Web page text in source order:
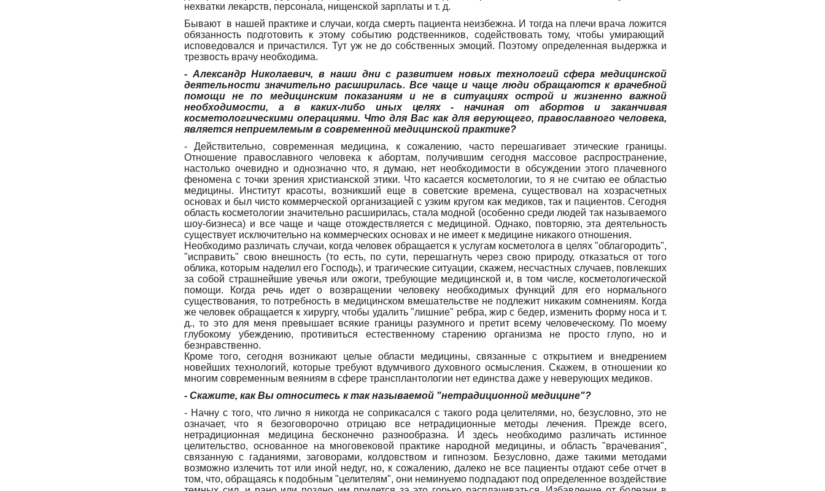
нехватки лекарств, персонала, нищенской зарплаты и т. д.
Бывают в нашей практике и случаи, когда смерть пациента неизбежна. И тогда на плечи врача ложится
обязанность подготовить к этому событию родственников, содействовать тому, чтобы умирающий
исповедовался и причастился. Тут уж не до собственных эмоций. Поэтому определенная выдержка и
трезвость врачу необходима.
- Александр Николаевич, в наши дни с развитием новых технологий сфера медицинской
деятельности значительно расширилась. Все чаще и чаще люди обращаются к врачебной
помощи не по медицинским показаниям и не в ситуациях острой и жизненно важной
необходимости, а в каких-либо иных целях - начиная от абортов и заканчивая
косметологическими операциями. Что для Вас как для верующего, православного человека,
является неприемлемым в современной медицинской практике?
- Действительно, современная медицина, к сожалению, часто перешагивает этические границы.
Отношение православного человека к абортам, получившим сегодня массовое распространение,
настолько очевидно и однозначно что, я думаю, нет необходимости в обсуждении этого плачевного
феномена с точки зрения христианской этики. Что касается косметологии, то я не считаю ее областью
медицины. Институт красоты, возникший еще в советские времена, существовал на хозрасчетных
основах и был чисто коммерческой организацией с узким кругом как медиков, так и пациентов. Сегодня
область косметологии значительно расширилась, стала модной (особенно среди людей так называемого
шоу-бизнеса) и все чаще и чаще отождествляется с медициной. Однако, повторяю, эта деятельность
существует исключительно на коммерческих основах и не имеет к медицине никакого отношения.
Необходимо различать случаи, когда человек обращается к услугам косметолога в целях "облагородить",
"исправить" свою внешность (то есть, по сути, перешагнуть через свою природу, отказаться от того
облика, которым наделил его Господь), и трагические ситуации, скажем, несчастных случаев, повлекших
за собой страшнейшие увечья или ожоги, требующие медицинской и, в том числе, косметологической
помощи. Когда речь идет о возвращении человеку необходимых функций для его нормального
существования, то потребность в медицинском вмешательстве не подлежит никаким сомнениям. Когда
же человек обращается к хирургу, чтобы удалить "лишние" ребра, жир с бедер, изменить форму носа и т.
д., то это для меня превышает всякие границы разумного и претит всему человеческому. По моему
глубокому убеждению, противиться естественному старению организма не просто глупо, но и
безнравственно.
Кроме того, сегодня возникают целые области медицины, связанные с открытием и внедрением
новейших технологий, которые требуют вдумчивого духовного осмысления. Скажем, в отношении ко
многим современным веяниям в сфере трансплантологии нет единства даже у неверующих медиков.
- Скажите, как Вы относитесь к так называемой "нетрадиционной медицине"?
- Начну с того, что лично я никогда не соприкасался с такого рода целителями, но, безусловно, это не
означает, что я безоговорочно отрицаю все нетрадиционные методы лечения. Прежде всего,
нетрадиционная медицина бесконечно разнообразна. И здесь необходимо различать истинное
целительство, основанное на многовековой практике народной медицины, и область "врачевания",
связанную с гаданиями, заговорами, колдовством и гипнозом. Безусловно, даже такими методами
возможно излечить тот или иной недуг, но, к сожалению, далеко не все пациенты отдают себе отчет в
том, что, обращаясь к подобным "целителям", они неминуемо подпадают под определенное воздействие